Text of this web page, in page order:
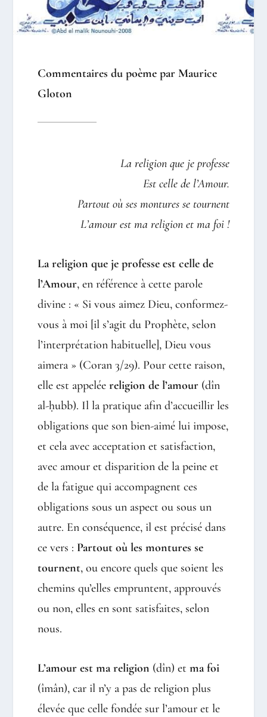
Commentaires du poème par Maurice
Gloton
La religion que je professe
Est celle de l’Amour.
Partout où ses montures se tournent
L’amour est ma religion et ma foi !
La religion que je professe est celle de
l’Amour, en référence à cette parole
divine : « Si vous aimez Dieu, conformez-
vous à moi [il s’agit du Prophète, selon
l’interprétation habituelle], Dieu vous
aimera » (Coran 3/29). Pour cette raison,
elle est appelée religion de l’amour(dîn
al-ḥubb). Il la pratique afin d’accueillir les
obligations que son bien-aimé lui impose,
et cela avec acceptation et satisfaction,
avec amour et disparition de la peine et
de la fatigue qui accompagnent ces
obligations sous un aspect ou sous un
autre. En conséquence, il est précisé dans
ce vers : Partout où les montures se
tournent, ou encore quels que soient les
chemins qu’elles empruntent, approuvés
ou non, elles en sont satisfaites, selon
nous.
L’amour est ma religion (dîn) et ma foi
(îmân), car il n’y a pas de religion plus
élevée que celle fondée sur l’amour et le